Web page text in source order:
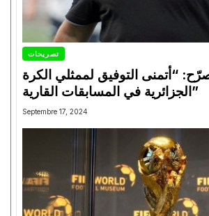
تصريحات
“أتمنى التوفيق لممثلي الكرة
الجزائرية في المسابقات القارية”
Septembre 17, 2024